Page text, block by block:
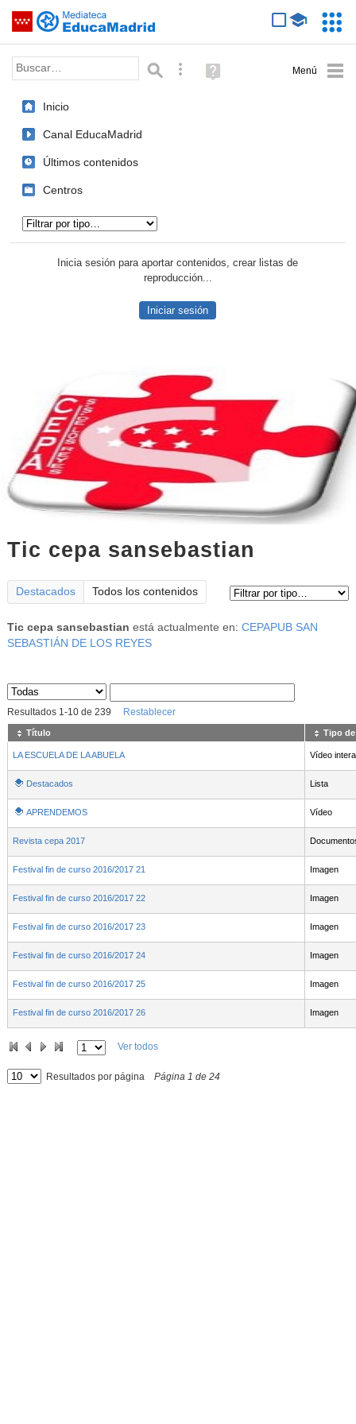
Saltar navegación
Palabra o frase: Búsqueda avanzada
Ayuda
(en
Inicio
Canal EducaMadrid
Últimos contenidos
Centros
Inicia sesión para aportar contenidos, crear listas de
reproducción...
Iniciar sesión
Tic cepa sansebastian
Destacados Todos los contenidos Tipo de contenido:
Tic cepa sansebastian está actualmente en: CEPAPUB SAN
SEBASTIÁN DE LOS REYES
Sus archivos
Resultados 1-10de 239 Restablecer
Título Tipo
LA ESCUELA DE LA ABUELA Vídeo
Destacados Lista
APRENDEMOS Vídeo
Revista cepa 2017
Festival fin de curso 2016/2017 21 Imagen
Festival fin de curso 2016/2017 22 Imagen
Festival fin de curso 2016/2017 23 Imagen
Festival fin de curso 2016/2017 24 Imagen
Festival fin de curso 2016/2017 25 Imagen
Festival fin de curso 2016/2017 26 Imagen
Ver todos
Resultados por página Página 1 de 24